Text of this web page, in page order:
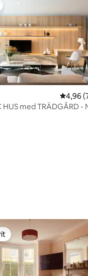
20 omdömen
4,96 av
4,96
HUS med TRÄDGÅRD -